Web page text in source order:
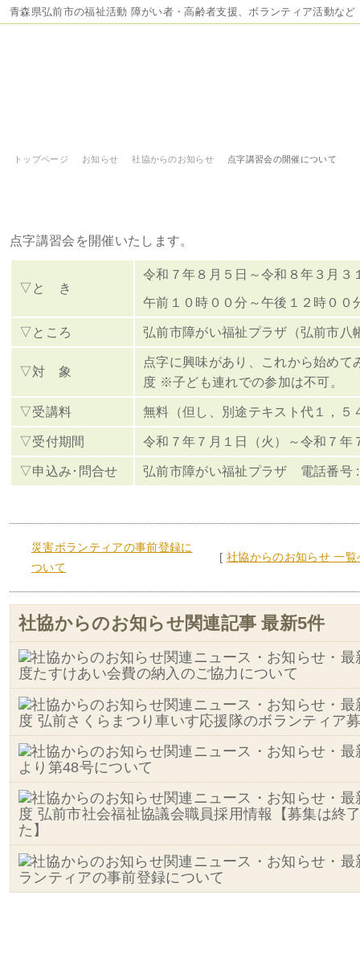
青森県弘前市の福祉活動 障がい者・高齢者支援、ボランティア活動など
トップページ お知らせ 社協からのお知らせ 点字講習会の開催について
点字講習会を開催いたします。
▽と き
令和７年８月５日～令和８年３月３
午前１０時００分～午後１２時００
▽ところ 弘前市障がい福祉プラザ（弘前市八
▽対 象
点字に興味があり、これから始め
度 ※子ども連れでの参加は不可。
▽受講料 無料（但し、別途テキスト代１，５
▽受付期間 令和７年７月１日（火）～令和７年
▽申込み･問合せ 弘前市障がい福祉プラザ 電話番号 :
災害ボランティアの事前登録に
ついて
[社協からのお知らせ 一覧
社協からのお知らせ関連記事 最新5件
度たすけあい会費の納入のご協力について
度 弘前さくらまつり車いす応援隊のボランティア
より第48号について
度 弘前市社会福祉協議会職員採用情報【募集は終
た】
ランティアの事前登録について